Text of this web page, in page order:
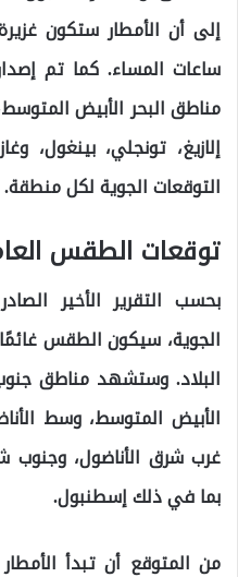
إلى أن الأمطار ستكون
ساعات المساء. كما تم
مناطق البحر الأبيض
إلازيغ، تونجلي، بينغول،
التوقعات الجوية لكل منطقة.
توقعات الطقس
بحسب التقرير الأخير
الجوية، سيكون الطقس
البلاد. وستشهد مناطق
الأبيض المتوسط، وسط
غرب شرق الأناضول، وجنوب
بما في ذلك إسطنبول.
من المتوقع أن تبدأ